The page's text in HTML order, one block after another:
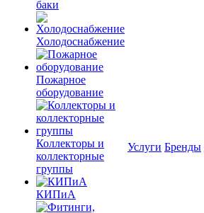
баки
Холодоснабжение
Пожарное
оборудование
Коллекторы и
коллекторные
группы
КИПиА
Услуги Бренды